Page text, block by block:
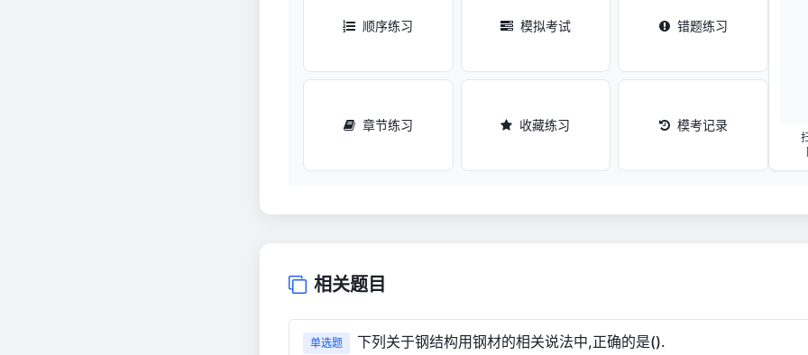
顺序练习 模拟考试 错题练习
章节练习 收藏练习 模考记录
相关题目
单选题 下列关于钢结构用钢材的相关说法中,正确的是().